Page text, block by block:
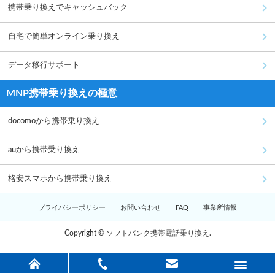
携帯乗り換えでキャッシュバック
自宅で簡単オンライン乗り換え
データ移行サポート
MNP携帯乗り換えの極意
docomoから携帯乗り換え
auから携帯乗り換え
格安スマホから携帯乗り換え
プライバシーポリシー お問い合わせ FAQ 事業所情報
Copyright © ソフトバンク携帯電話乗り換え.